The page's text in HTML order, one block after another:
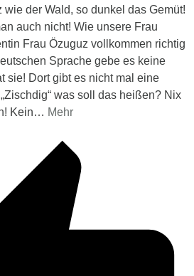
der Wald, so dunkel das Gemüt!
auch nicht! Wie unsere Frau
Frau Özuguz vollkommen richtig
Sprache gebe es keine
sie! Dort gibt es nicht mal eine
was soll das heißen? Nix
Kein… Mehr